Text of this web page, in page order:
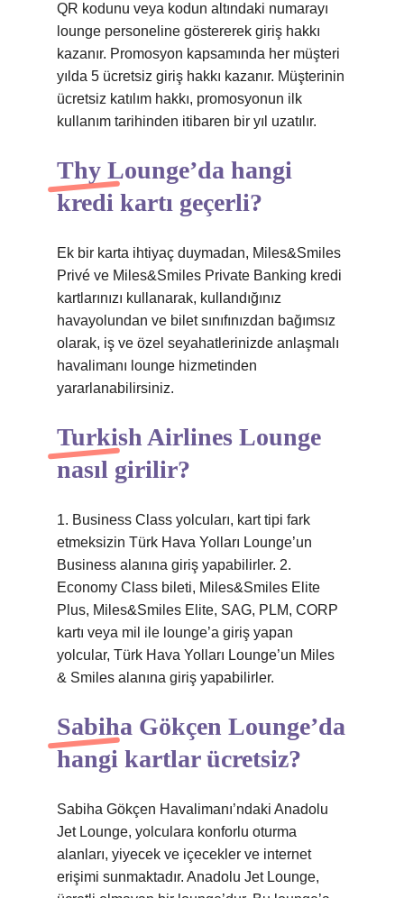
QR kodunu veya kodun altındaki numarayı
lounge personeline göstererek giriş hakkı
kazanır. Promosyon kapsamında her müşteri
yılda 5 ücretsiz giriş hakkı kazanır. Müşterinin
ücretsiz katılım hakkı, promosyonun ilk
kullanım tarihinden itibaren bir yıl uzatılır.
Thy Lounge’da hangi
kredi kartı geçerli?
Ek bir karta ihtiyaç duymadan, Miles&Smiles
Privé ve Miles&Smiles Private Banking kredi
kartlarınızı kullanarak, kullandığınız
havayolundan ve bilet sınıfınızdan bağımsız
olarak, iş ve özel seyahatlerinizde anlaşmalı
havalimanı lounge hizmetinden
yararlanabilirsiniz.
Turkish Airlines Lounge
nasıl girilir?
1. Business Class yolcuları, kart tipi fark
etmeksizin Türk Hava Yolları Lounge’un
Business alanına giriş yapabilirler. 2.
Economy Class bileti, Miles&Smiles Elite
Plus, Miles&Smiles Elite, SAG, PLM, CORP
kartı veya mil ile lounge’a giriş yapan
yolcular, Türk Hava Yolları Lounge’un Miles
& Smiles alanına giriş yapabilirler.
Sabiha Gökçen Lounge’da
hangi kartlar ücretsiz?
Sabiha Gökçen Havalimanı’ndaki Anadolu
Jet Lounge, yolculara konforlu oturma
alanları, yiyecek ve içecekler ve internet
erişimi sunmaktadır. Anadolu Jet Lounge,